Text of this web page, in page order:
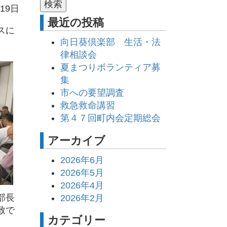
日
に
長
で
最近の投稿
向日葵倶楽部 生活・法
律相談会
夏まつりボランティア募
集
市への要望調査
救急救命講習
第４７回町内会定期総会
アーカイブ
2026年6月
2026年5月
2026年4月
2026年2月
カテゴリー